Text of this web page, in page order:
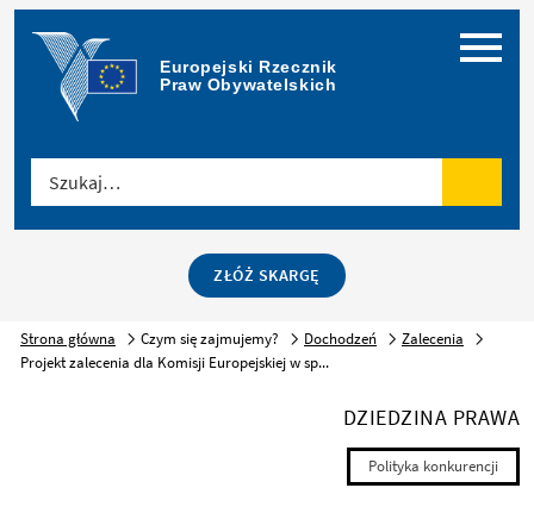
Europejski Rzecznik
Praw Obywatelskich
Menu
ZŁÓŻ SKARGĘ
Strona główna Czym się zajmujemy? Dochodzeń
Zalecenia
Projekt zalecenia dla Komisji Europejskiej w sp...
DZIEDZINA PRAWA
Polityka konkurencji